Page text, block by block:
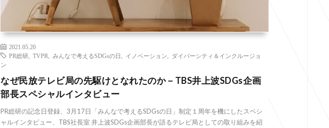
2021.05.20
PR総研
TVPR みんなで考えるSDGsの日 イノベーション
ダイバーシティ＆インクルージョ
ン
なぜ民放テレビ局の先駆けとなれたのか－TBS井上波SDGs企画
部長スペシャルインタビュー
PR総研の記念日登録、3月17日「みんなで考えるSDGsの日」制定１周年を機にしたスペシ
ャルインタビュー、TBS社長室 井上波SDGs企画部長が語るテレビ局としての取り組みを紹